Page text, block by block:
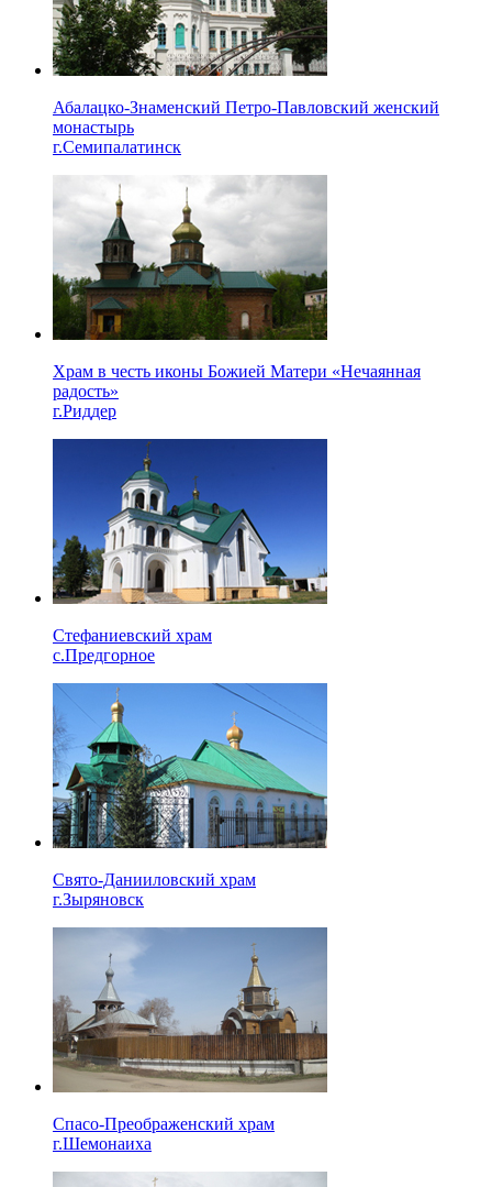
Абалацко-Знаменский Петро-Павловский женский
монастырь
г.Семипалатинск
Храм в честь иконы Божией Матери «Нечаянная
радость»
г.Риддер
Стефаниевский храм
с.Предгорное
Свято-Данииловский храм
г.Зыряновск
Спасо-Преображенский храм
г.Шемонаиха